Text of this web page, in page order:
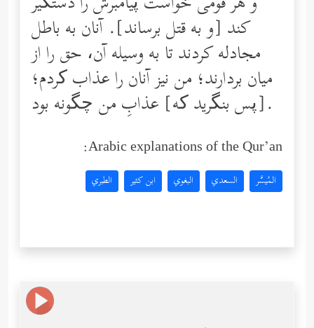
كند [و به قتل برساند]. آنان به باطل
مجادله كردند تا به وسیله آن، حق را از
میان بردارند؛ من نیز آنان را عذاب کردم؛
[پس بنگرید که] عذابِ من چگونه بود.
Arabic explanations of the Qur’an:
المُيسَّر السعدي البغوي ابن كثير الطبري